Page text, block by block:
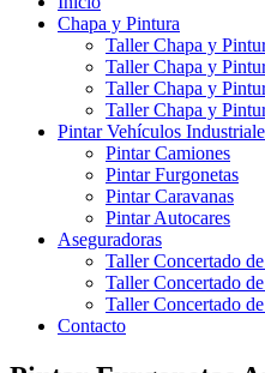
Chapa y Pintura
Taller Chapa y
Taller Chapa y
Taller Chapa y
Taller Chapa y
Pintar Vehículos
Pintar Camiones
Pintar Furgonetas
Pintar Caravanas
Pintar Autocares
Aseguradoras
Taller Concertado
Taller Concertado
Taller Concertado
Contacto